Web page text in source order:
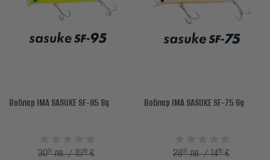
Воблер IMA SASUKE SF-95 8g
3051лв. / 1560€
Воблер IMA SASUKE SF-75 6g
2807лв. / 1435€